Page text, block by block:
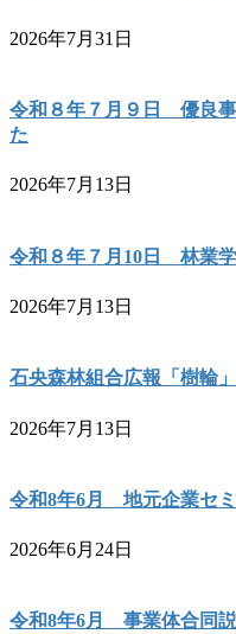
2026年7月31日
令和８年７月９日 優良
た
2026年7月13日
令和８年７月10日 林業学
2026年7月13日
石央森林組合広報「樹輪
2026年7月13日
令和8年6月 地元企業セ
2026年6月24日
令和8年6月 事業体合同